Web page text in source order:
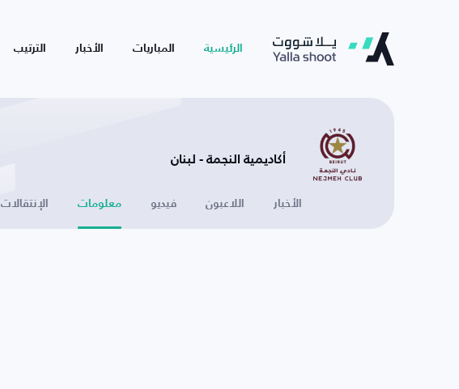
الرئيسية المباريات الأخبار الترتيب
أكاديمية النجمة - لبنان
الأخبار اللاعبون فيديو معلومات الإنتقالات